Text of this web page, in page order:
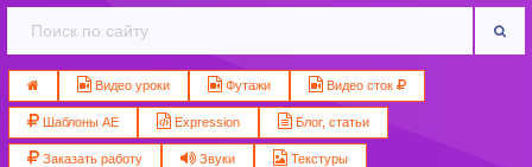
Видео уроки Футажи Видео сток
Шаблоны AE Expression Блог, статьи
Заказать работу Звуки Текстуры